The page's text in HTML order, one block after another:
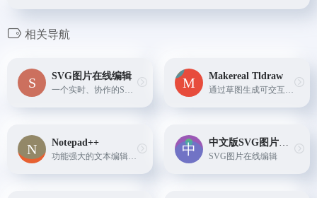
相关导航
SVG图片在线编辑
一个实时、协作的SVG编辑器，带有一个强大的基于Javascript的插件系统，供团队使用。容易扩展和自动化，或创建流程图，UML，网络，等距和网页图表与数千个包含的符号。导出到多种...
Makereal Tldraw
通过草图生成可交互的UI界面和代码
Notepad++
功能强大的文本编辑器，支持正则表达式和插件扩展。如果您需要替代软件，可以考虑Notepad--或Notepad3。
中文版SVG图片在线编辑
SVG图片在线编辑